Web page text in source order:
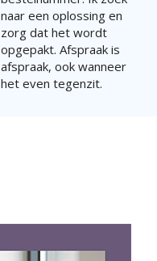
naar een oplossing en
zorg dat het wordt
opgepakt. Afspraak is
afspraak, ook wanneer
het even tegenzit.